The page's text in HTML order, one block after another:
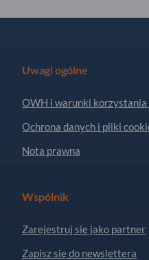
Uwagi ogólne
OWH i warunki korzystania
Ochrona danych i pliki
Nota prawna
Wspólnik
Zarejestruj się jako partner
Zapisz się do newslettera